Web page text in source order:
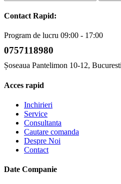
Contact Rapid:
Program de lucru 09:00 - 17:00
0757118980
Șoseaua Pantelimon 10-12,
Acces rapid
Inchirieri
Service
Consultanta
Cautare comanda
Despre Noi
Contact
Date Companie